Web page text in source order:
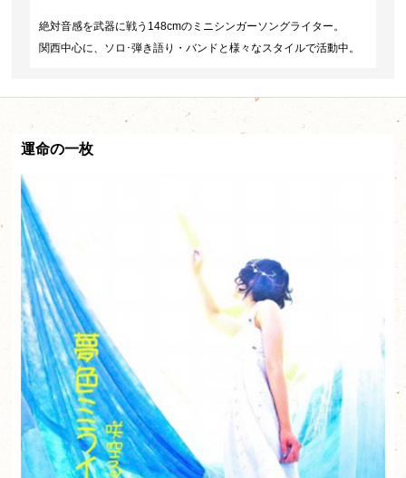
絶対音感を武器に戦う148cmのミニシンガーソングライター。
関西中心に、ソロ･弾き語り・バンドと様々なスタイルで活動中。
運命の一枚